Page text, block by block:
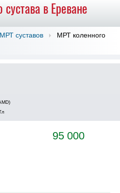
в Ереване
МРТ суставов
МРТ коленного
95 000